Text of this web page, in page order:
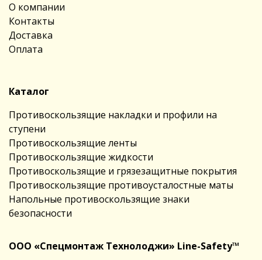
О компании
Контакты
Доставка
Оплата
Каталог
Противоскользящие накладки и профили на
ступени
Противоскользящие ленты
Противоскользящие жидкости
Противоскользящие и грязезащитные покрытия
Противоскользящие противоусталостные маты
Напольные противоскользящие знаки
безопасности
ООО «Спецмонтаж Технолоджи» Line-Safety™